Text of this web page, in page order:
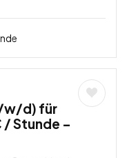
w/d) für
/ Stunde –